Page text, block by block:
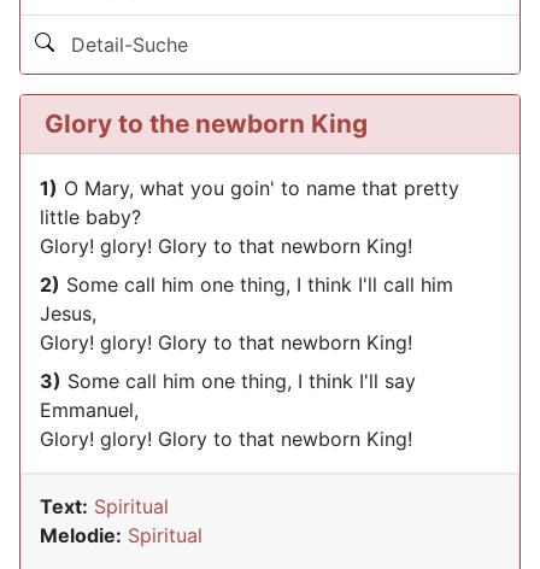
Detail-Suche
Glory to the newborn King
1) O Mary, what you goin' to name that pretty
little baby?
Glory! glory! Glory to that newborn King!
2) Some call him one thing, I think I'll call him
Jesus,
Glory! glory! Glory to that newborn King!
3) Some call him one thing, I think I'll say
Emmanuel,
Glory! glory! Glory to that newborn King!
Text: Spiritual
Melodie: Spiritual